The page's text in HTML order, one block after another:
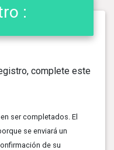
:
complete este
ser completados. El
se enviará un
de su